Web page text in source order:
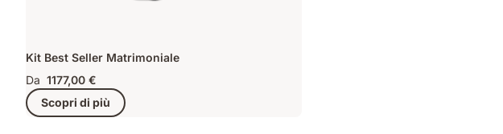
Kit Best Seller Matrimoniale
Da 1177,00 €
Scopri di più